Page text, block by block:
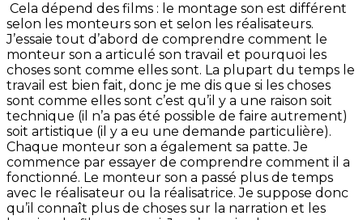
Cela dépend des films : le montage son est différent
selon les monteurs son et selon les réalisateurs.
J’essaie tout d’abord de comprendre comment le
monteur son a articulé son travail et pourquoi les
choses sont comme elles sont. La plupart du temps le
travail est bien fait, donc je me dis que si les choses
sont comme elles sont c’est qu’il y a une raison soit
technique (il n’a pas été possible de faire autrement)
soit artistique (il y a eu une demande particulière).
Chaque monteur son a également sa patte. Je
commence par essayer de comprendre comment il a
fonctionné. Le monteur son a passé plus de temps
avec le réalisateur ou la réalisatrice. Je suppose donc
qu’il connaît plus de choses sur la narration et les